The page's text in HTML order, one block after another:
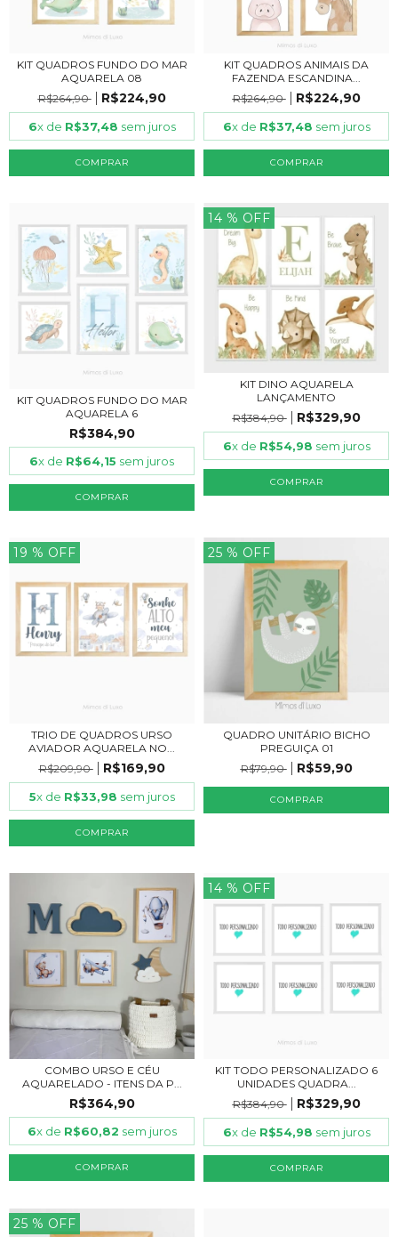
KIT QUADROS FUNDO DO MAR
AQUARELA 08
R$264,90
R$224,90
6x de R$37,48 sem juros
COMPRAR
KIT QUADROS ANIMAIS DA
FAZENDA ESCANDINA...
R$264,90
R$224,90
6x de R$37,48 sem juros
COMPRAR
KIT QUADROS FUNDO DO MAR
AQUARELA 6
R$384,90
6x de R$64,15 sem juros
COMPRAR
14 % OFF
KIT DINO AQUARELA
LANÇAMENTO
R$384,90
R$329,90
6x de R$54,98 sem juros
COMPRAR
19 % OFF
TRIO DE QUADROS URSO
AVIADOR AQUARELA NO...
R$209,90
R$169,90
5x de R$33,98 sem juros
COMPRAR
25 % OFF
QUADRO UNITÁRIO BICHO
PREGUIÇA 01
R$79,90
R$59,90
COMPRAR
COMBO URSO E CÉU
AQUARELADO - ITENS DA P...
R$364,90
6x de R$60,82 sem juros
COMPRAR
14 % OFF
KIT TODO PERSONALIZADO 6
UNIDADES QUADRA...
R$384,90
R$329,90
6x de R$54,98 sem juros
COMPRAR
25 % OFF